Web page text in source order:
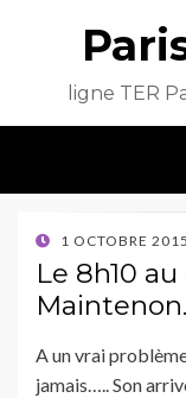
ligne TER
POSTED
ON
1 OCTOBRE 2015
Le 8h10
A un vrai
jamais….. Son